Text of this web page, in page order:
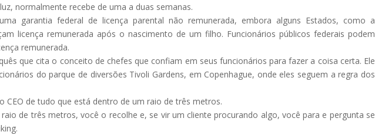
normalmente recebe de uma a duas semanas.
garantia federal de licença parental não remunerada, embora alguns Estados, como a
licença remunerada após o nascimento de um filho. Funcionários públicos federais podem
remunerada.
que cita o conceito de chefes que confiam em seus funcionários para fazer a coisa certa. Ele
do parque de diversões Tivoli Gardens, em Copenhague, onde eles seguem a regra dos
CEO de tudo que está dentro de um raio de três metros.
de três metros, você o recolhe e, se vir um cliente procurando algo, você para e pergunta se